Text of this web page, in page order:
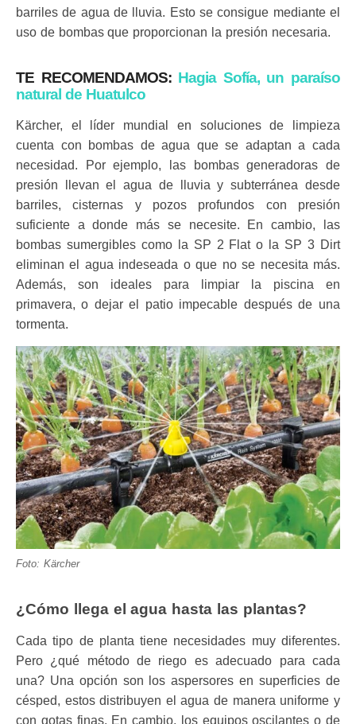
barriles de agua de lluvia. Esto se consigue mediante el
uso de bombas que proporcionan la presión necesaria.
TE RECOMENDAMOS: Hagia Sofía, un paraíso
natural de Huatulco
Kärcher, el líder mundial en soluciones de limpieza
cuenta con bombas de agua que se adaptan a cada
necesidad. Por ejemplo, las bombasgeneradoras de
presión llevan el agua de lluvia y subterránea desde
barriles, cisternas y pozos profundos con presión
suficiente a donde más se necesite. En cambio, las
bombas sumergibles como la SP 2 Flat o la SP 3 Dirt
eliminan el agua indeseada o que no se necesita más.
Además, son ideales para limpiar la piscina en
primavera, o dejar el patio impecable después de una
tormenta.
Foto: Kärcher
¿Cómo llega el agua hasta las plantas?
Cada tipo de planta tiene necesidades muy diferentes.
Pero ¿qué método de riego es adecuado para cada
una? Una opción son los aspersores en superficies de
césped, estos distribuyen el agua de manera uniforme y
con gotas finas. En cambio, los equipos oscilantes o de